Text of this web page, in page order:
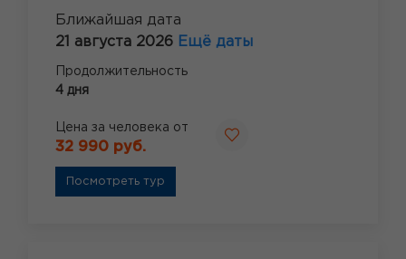
Ближайшая дата
21 августа 2026 Ещё даты
Продолжительность
4 дня
Цена за человека от
32 990 руб.
Посмотреть тур